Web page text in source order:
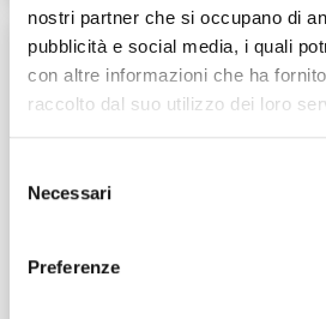
nostri partner che si occupano di
pubblicità e social media, i quali
con altre informazioni che ha
raccolto dal suo utilizzo dei loro
delNecessari
Preferenze